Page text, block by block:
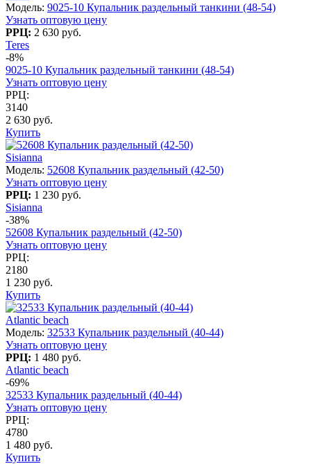
Модель: 9025-10 Купальник раздельный танкини (48-54)
Узнать оптовую цену
РРЦ: 2 630 руб.
Teres
-8%
9025-10 Купальник раздельный танкини (48-54)
Узнать оптовую цену
РРЦ:
3140
2 630 руб.
Купить
Sisianna
Модель: 52608 Купальник раздельный (42-50)
Узнать оптовую цену
РРЦ: 1 230 руб.
Sisianna
-38%
52608 Купальник раздельный (42-50)
Узнать оптовую цену
РРЦ:
2180
1 230 руб.
Купить
Atlantic beach
Модель: 32533 Купальник раздельный (40-44)
Узнать оптовую цену
РРЦ: 1 480 руб.
Atlantic beach
-69%
32533 Купальник раздельный (40-44)
Узнать оптовую цену
РРЦ:
4780
1 480 руб.
Купить